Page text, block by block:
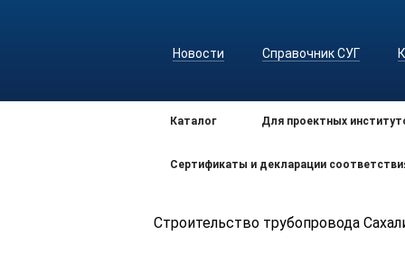
Новости Справочник СУГ
Каталог Для проектных
Сертификаты и декларации
Строительство трубопровода